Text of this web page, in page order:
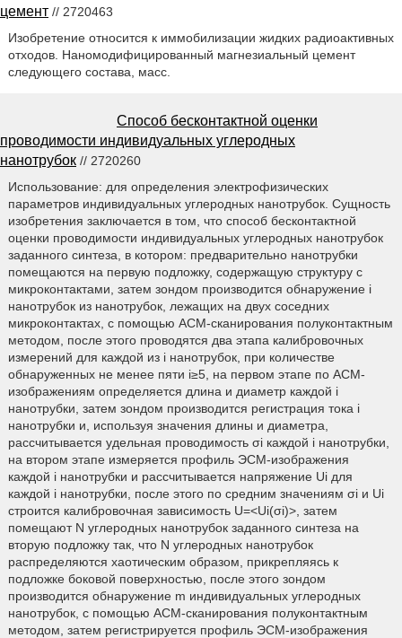
цемент // 2720463
Изобретение относится к иммобилизации жидких радиоактивных
отходов. Наномодифицированный магнезиальный цемент
следующего состава, масс.
Способ бесконтактной оценки
проводимости индивидуальных углеродных
нанотрубок // 2720260
Использование: для определения электрофизических
параметров индивидуальных углеродных нанотрубок. Сущность
изобретения заключается в том, что способ бесконтактной
оценки проводимости индивидуальных углеродных нанотрубок
заданного синтеза, в котором: предварительно нанотрубки
помещаются на первую подложку, содержащую структуру с
микроконтактами, затем зондом производится обнаружение i
нанотрубок из нанотрубок, лежащих на двух соседних
микроконтактах, с помощью АСМ-сканирования полуконтактным
методом, после этого проводятся два этапа калибровочных
измерений для каждой из i нанотрубок, при количестве
обнаруженных не менее пяти i≥5, на первом этапе по АСМ-
изображениям определяется длина и диаметр каждой i
нанотрубки, затем зондом производится регистрация тока i
нанотрубки и, используя значения длины и диаметра,
рассчитывается удельная проводимость σi каждой i нанотрубки,
на втором этапе измеряется профиль ЭСМ-изображения
каждой i нанотрубки и рассчитывается напряжение Ui для
каждой i нанотрубки, после этого по средним значениям σi и Ui
строится калибровочная зависимость U=<Ui(σi)>, затем
помещают N углеродных нанотрубок заданного синтеза на
вторую подложку так, что N углеродных нанотрубок
распределяются хаотическим образом, прикрепляясь к
подложке боковой поверхностью, после этого зондом
производится обнаружение m индивидуальных углеродных
нанотрубок, с помощью АСМ-сканирования полуконтактным
методом, затем регистрируется профиль ЭСМ-изображения